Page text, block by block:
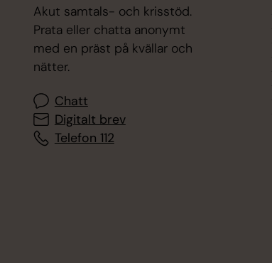
Akut samtals- och krisstöd.
Prata eller chatta anonymt
med en präst på kvällar och
nätter.
Chatt
Digitalt brev
Telefon 112